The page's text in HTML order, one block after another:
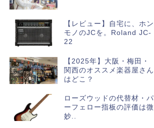
【レビュー】自宅に、ホン
モノのJCを。Roland JC-
22
【2025年】大阪・梅田・
関西のオススメ楽器屋さん
はどこ？
ローズウッドの代替材・パ
ーフェロー指板の評価は微
妙..